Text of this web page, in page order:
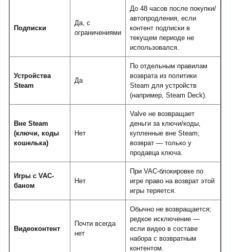
Подписки
Да, с
ограничениями
До 48 часов после покупки/
автопродления, если
контент подписки в
текущем периоде не
использовался.
Устройства
Steam
Да
По отдельным правилам
возврата из политики
Steam для устройств
(например, Steam Deck).
Вне Steam
(ключи, коды
кошелька)
Нет
Valve не возвращает
деньги за ключи/коды,
купленные вне Steam;
возврат — только у
продавца ключа.
Игры с VAC-
баном
Нет
При VAC-блокировке по
игре право на возврат этой
игры теряется.
Видеоконтент
Почти всегда
нет
Обычно не возвращается;
редкое исключение —
если видео в составе
набора с возвратным
контентом.